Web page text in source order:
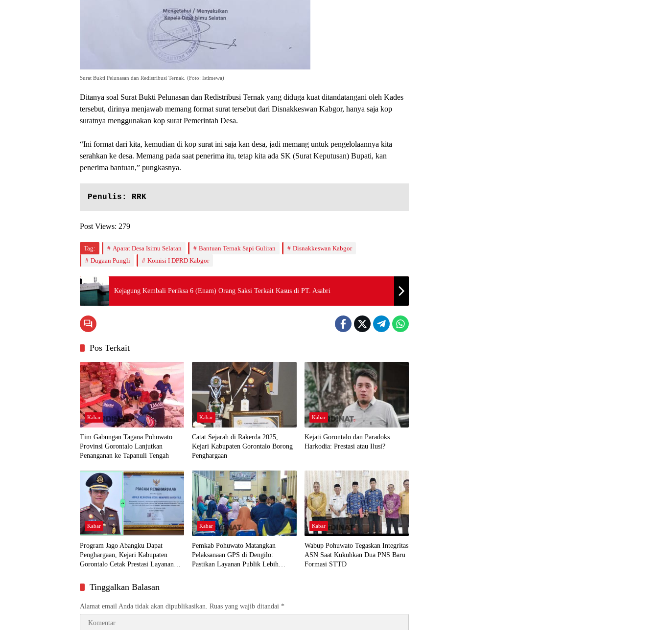
Surat Bukti Pelunasan dan Redistribusi Ternak. (Foto: Istimewa)
Ditanya soal Surat Bukti Pelunasan dan Redistribusi Ternak yang diduga kuat ditandatangani oleh Kades
tersebut, dirinya menjawab memang format surat tersebut dari Disnakkeswan Kabgor, hanya saja kop
suratnya menggunakan kop surat Pemerintah Desa.
“Ini format dari kita, kemudian di kop surat ini saja kan desa, jadi memang untuk pengelolaannya kita
serahkan ke desa. Memang pada saat penerima itu, tetap kita ada SK (Surat Keputusan) Bupati, kan
penerima bantuan,” pungkasnya.
Penulis: RRK
Post Views: 279
Tag: Aparat Desa Isimu Selatan Bantuan Ternak Sapi Guliran
Disnakkeswan Kabgor
Dugaan Pungli
Komisi I DPRD Kabgor
Kejagung Kembali Periksa 6 (Enam) Orang Saksi Terkait Kasus di PT. Asabri
Pos Terkait
Kabar
Tim Gabungan Tagana Pohuwato
Provinsi Gorontalo Lanjutkan
Penanganan ke Tapanuli Tengah
Kabar
Catat Sejarah di Rakerda 2025,
Kejari Kabupaten Gorontalo Borong
Penghargaan
Kabar
Kejati Gorontalo dan Paradoks
Harkodia: Prestasi atau Ilusi?
Kabar
Program Jago Abangku Dapat
Penghargaan, Kejari Kabupaten
Gorontalo Cetak Prestasi Layanan
Kabar
Pemkab Pohuwato Matangkan
Pelaksanaan GPS di Dengilo:
Pastikan Layanan Publik Lebih
Kabar
Wabup Pohuwato Tegaskan Integritas
ASN Saat Kukuhkan Dua PNS Baru
Formasi STTD
Tinggalkan Balasan
Alamat email Anda tidak akan dipublikasikan. Ruas yang wajib ditandai *